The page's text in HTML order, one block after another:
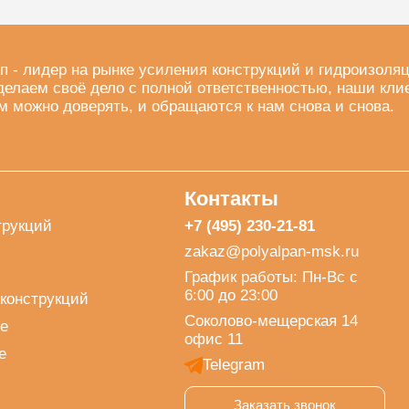
- лидер на рынке усиления конструкций и
своё дело с полной ответственностью, наши
можно доверять, и обращаются к нам снова и снова.
Контакты
+7 (495) 230-21-81
zakaz@polyalpan-msk.ru
График работы: Пн-Вс с
6:00 до 23:00
Соколово-мещерская 14
офис 11
Telegram
Заказать звонок